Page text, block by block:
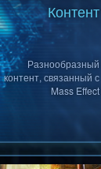
Контент
Разнообразный
контент, связанный с
Mass Effect